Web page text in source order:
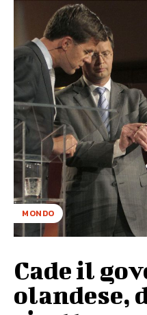
MONDO
Cade il
olandese,